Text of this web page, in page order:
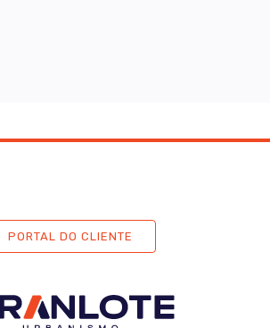
PORTAL DO CLIENTE